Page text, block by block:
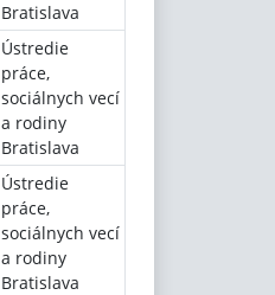
Bratislava
Ústredie
práce,
sociálnych vecí
a rodiny
Bratislava
Ústredie
práce,
sociálnych vecí
a rodiny
Bratislava